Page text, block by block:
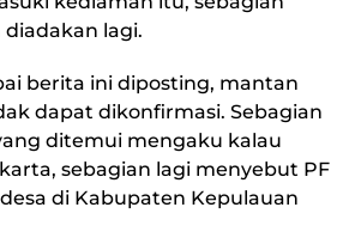
lagi.
berita ini diposting, mantan
dapat dikonfirmasi. Sebagian
ditemui mengaku kalau
sebagian lagi menyebut PF
di Kabupaten Kepulauan